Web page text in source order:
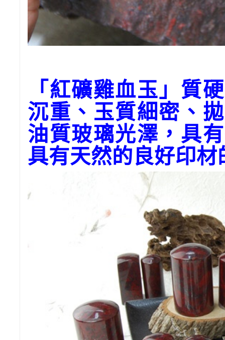
「紅礦雞血玉」質
沉重、玉質細密、
油質玻璃光澤，具
具有天然的良好印材